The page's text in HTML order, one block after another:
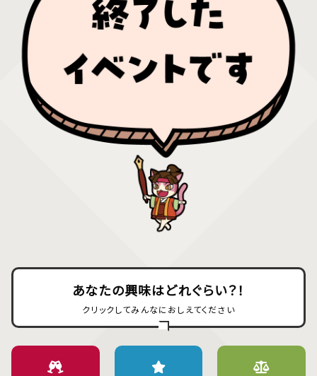
あなたの興味はどれぐらい？！
クリックしてみんなにおしえてください